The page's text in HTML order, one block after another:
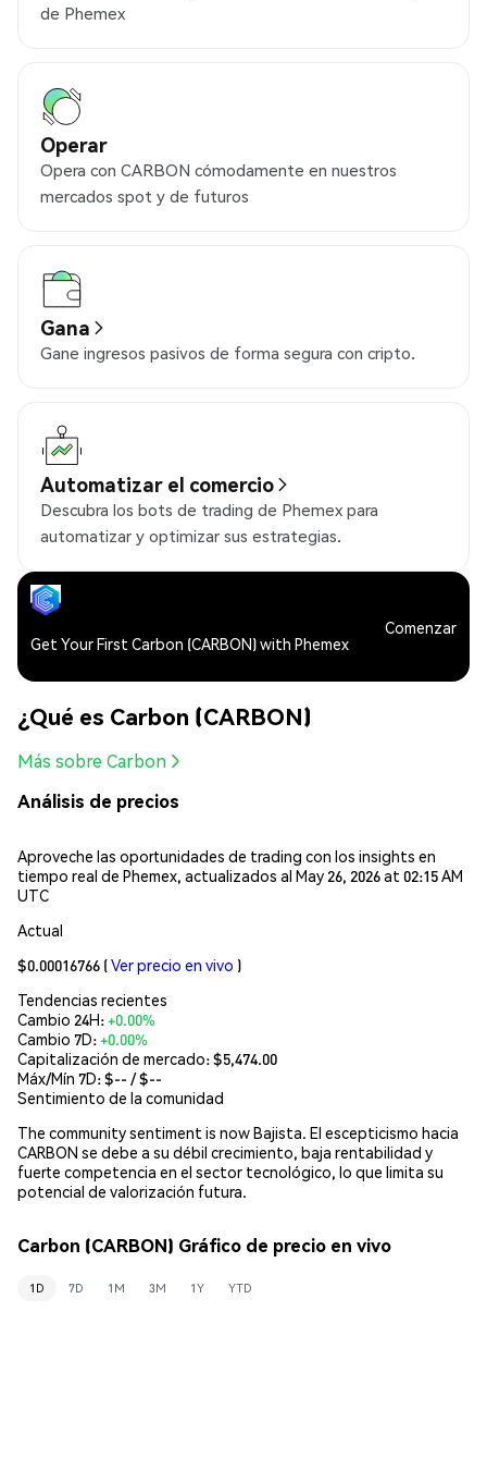
de Phemex
Operar
Opera con CARBON cómodamente en nuestros
mercados spot y de futuros
Gana
Gane ingresos pasivos de forma segura con cripto.
Automatizar el comercio
Descubra los bots de trading de Phemex para
automatizar y optimizar sus estrategias.
Get Your First Carbon (CARBON) with Phemex
Comenzar
¿Qué es Carbon (CARBON)
Más sobre Carbon
Análisis de precios
Aproveche las oportunidades de trading con los insights en
tiempo real de Phemex, actualizados al May 26, 2026 at 02:15 AM
UTC
Actual
$0.00016766 (Ver precio en vivo )
Tendencias recientes
Cambio 24H:+0.00%
Cambio 7D:+0.00%
Capitalización de mercado:$5,474.00
Máx/Mín 7D: $-- / $--
Sentimiento de la comunidad
The community sentiment is now Bajista. El escepticismo hacia
CARBON se debe a su débil crecimiento, baja rentabilidad y
fuerte competencia en el sector tecnológico, lo que limita su
potencial de valorización futura.
Carbon (CARBON) Gráfico de precio en vivo
1D 7D 1M 3M 1Y YTD